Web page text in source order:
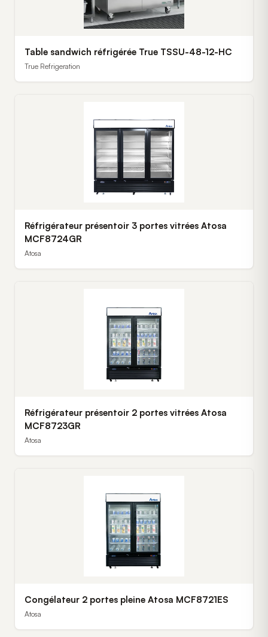
Table sandwich réfrigérée True TSSU-48-12-HC
True Refrigeration
Réfrigérateur présentoir 3 portes vitrées Atosa
MCF8724GR
Atosa
Réfrigérateur présentoir 2 portes vitrées Atosa
MCF8723GR
Atosa
Congélateur 2 portes pleine Atosa MCF8721ES
Atosa